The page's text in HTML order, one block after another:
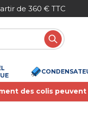
des colis